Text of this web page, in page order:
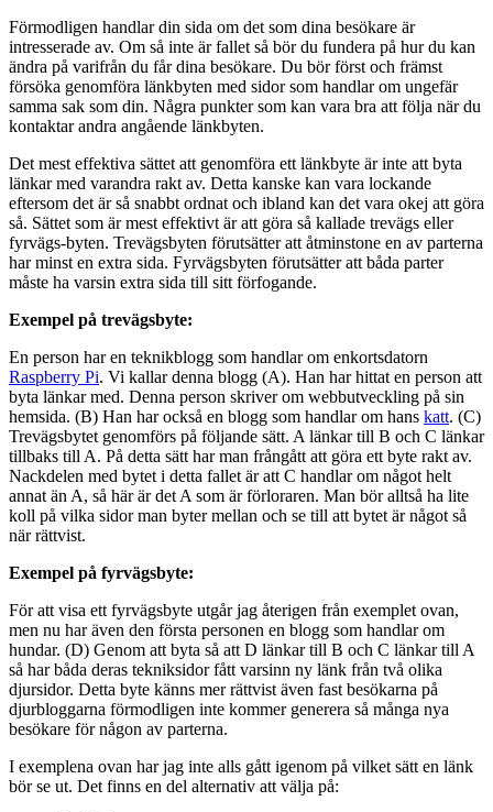
Förmodligen handlar din sida om det som dina besökare är
intresserade av. Om så inte är fallet så bör du fundera på hur du kan
ändra på varifrån du får dina besökare. Du bör först och främst
försöka genomföra länkbyten med sidor som handlar om ungefär
samma sak som din. Några punkter som kan vara bra att följa när du
kontaktar andra angående länkbyten.
Det mest effektiva sättet att genomföra ett länkbyte är inte att byta
länkar med varandra rakt av. Detta kanske kan vara lockande
eftersom det är så snabbt ordnat och ibland kan det vara okej att göra
så. Sättet som är mest effektivt är att göra så kallade trevägs eller
fyrvägs-byten. Trevägsbyten förutsätter att åtminstone en av parterna
har minst en extra sida. Fyrvägsbyten förutsätter att båda parter
måste ha varsin extra sida till sitt förfogande.
Exempel på trevägsbyte:
En person har en teknikblogg som handlar om enkortsdatorn
Raspberry Pi. Vi kallar denna blogg (A). Han har hittat en person att
byta länkar med. Denna person skriver om webbutveckling på sin
hemsida. (B) Han har också en blogg som handlar om hans katt. (C)
Trevägsbytet genomförs på följande sätt. A länkar till B och C länkar
tillbaks till A. På detta sätt har man frångått att göra ett byte rakt av.
Nackdelen med bytet i detta fallet är att C handlar om något helt
annat än A, så här är det A som är förloraren. Man bör alltså ha lite
koll på vilka sidor man byter mellan och se till att bytet är något så
när rättvist.
Exempel på fyrvägsbyte:
För att visa ett fyrvägsbyte utgår jag återigen från exemplet ovan,
men nu har även den första personen en blogg som handlar om
hundar. (D) Genom att byta så att D länkar till B och C länkar till A
så har båda deras tekniksidor fått varsinn ny länk från två olika
djursidor. Detta byte känns mer rättvist även fast besökarna på
djurbloggarna förmodligen inte kommer generera så många nya
besökare för någon av parterna.
I exemplena ovan har jag inte alls gått igenom på vilket sätt en länk
bör se ut. Det finns en del alternativ att välja på: